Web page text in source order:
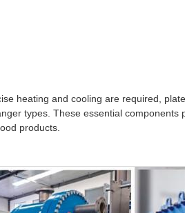
heating and cooling are required,
types. These essential components
products.